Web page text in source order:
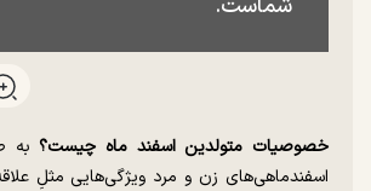
شماست.
خصوصیات متولدین اسفند ماه چیست؟ به
اسفندماهی‌های زن و مرد ویژگی‌هایی مثلِ